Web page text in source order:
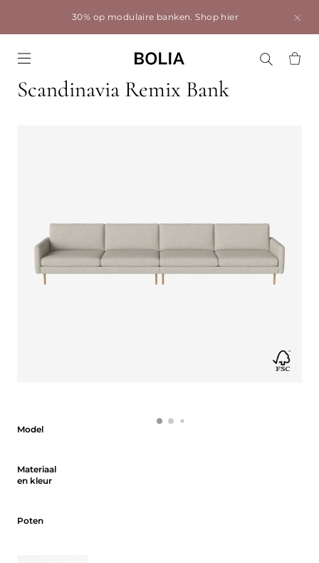
30% op modulaire banken.Shop hier
Scandinavia Remix Bank
Model
Materiaal
en kleur
Poten